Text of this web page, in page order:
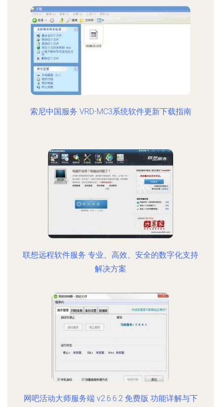
索尼中国服务 VRD-MC3系统软件更新下载指南
联想远程软件服务 专业、高效、安全的数字化支持
解决方案
网吧活动大师服务端 v2.6.6.2 免费版 功能详解与下